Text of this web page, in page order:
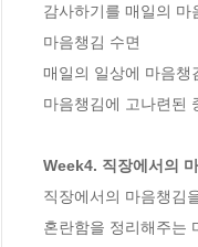
감사하기를 매일의 마
마음챙김 수면
매일의 일상에 마음챙
마음챙김에 고나련된
Week4. 직장에서의
직장에서의 마음챙김
혼란함을 정리해주는